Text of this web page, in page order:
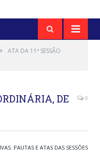
ATA DA 11ª SESSÃO
DE
0
, PAUTAS E ATAS DAS SESSÕES